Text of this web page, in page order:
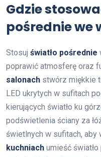
Gdzie
pośrednie we
Stosuj światło pośrednie
poprawić atmosferę oraz
salonach stwórz miękkie
LED ukrytych w sufitach
kierujących światło ku
podświetlenia ściany za
świetlnych w sufitach,
kuchniach umieść